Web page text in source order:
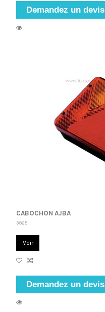
Demandez un devis
CABOCHON AJBA
3925
Voir
Demandez un devis